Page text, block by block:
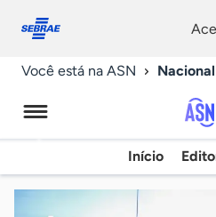
conosco
Você está na ASN Nacional
Início